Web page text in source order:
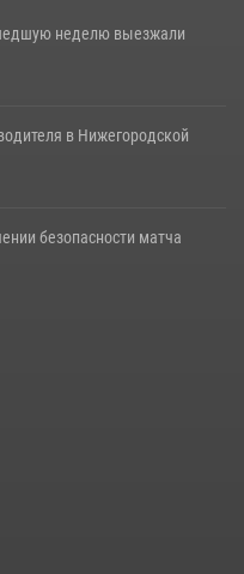
неделю выезжали
в Нижегородской
безопасности матча